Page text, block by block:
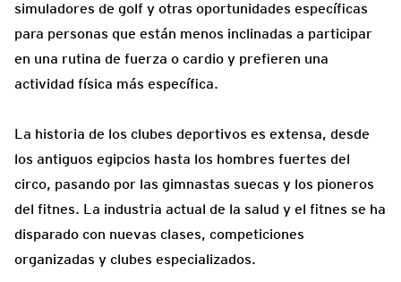
simuladores de golf y otras oportunidades específicas
para personas que están menos inclinadas a participar
en una rutina de fuerza o cardio y prefieren una
actividad física más específica.
La historia de los clubes deportivos es extensa, desde
los antiguos egipcios hasta los hombres fuertes del
circo, pasando por las gimnastas suecas y los pioneros
del fitnes. La industria actual de la salud y el fitnes se ha
disparado con nuevas clases, competiciones
organizadas y clubes especializados.